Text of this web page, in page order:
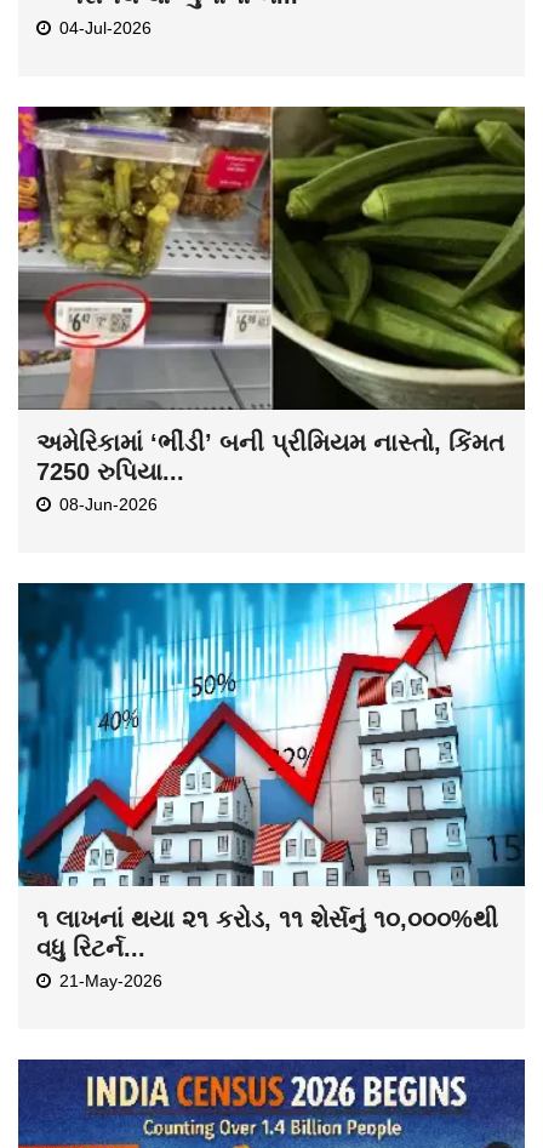
04-Jul-2026
અમેરિકામાં ‘ભીંડી’ બની પ્રીમિયમ નાસ્તો, કિંમત
7250 રુપિયા...
08-Jun-2026
૧ લાખનાં થયા ૨૧ કરોડ, ૧૧ શેર્સનું ૧૦,૦૦૦%થી
વધુ રિટર્ન...
21-May-2026